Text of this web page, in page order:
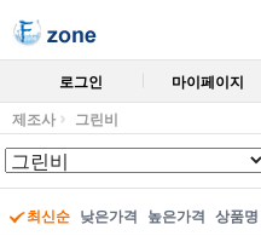
로그인 마이페이지
제조사 그린비
최신순 낮은가격 높은가격 상품명